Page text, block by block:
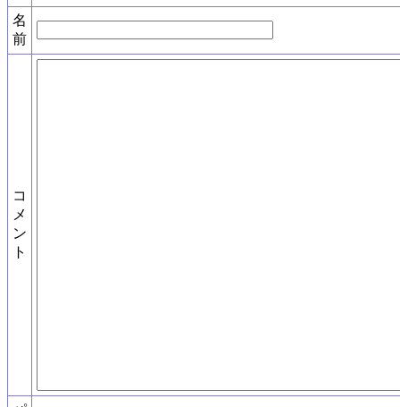
名
前
コ
メ
ン
ト